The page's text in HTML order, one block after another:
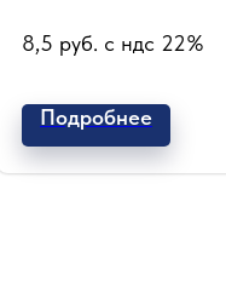
Ø38 мм
8,5 руб. с ндс 22%
Подробнее